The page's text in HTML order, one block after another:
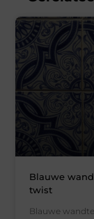
Blauwe
twist
Blauwe